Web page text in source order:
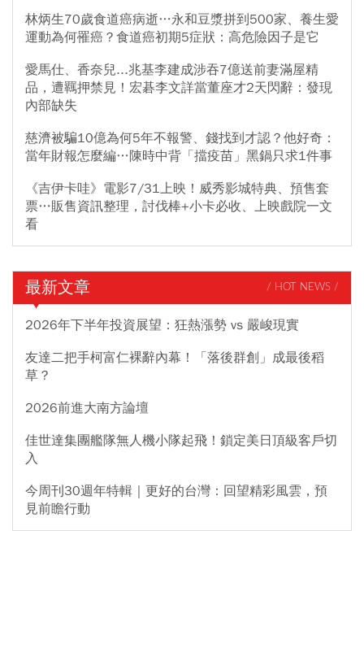
林炳生70歲食道癌病逝…永和豆漿拼到500家、養生愛
運動為何罹癌？食道癌初期5症狀：高危險因子是它
愛馬仕、香奈兒...兆基李建成涉吞7億送前妻滿屋精
品，遭羈押禁見！宏碁李文詳當董座才2天閃辭：發現
內部缺失
慈濟被騙10億為何5年不報警、錢找到才認？他好奇：
當年財報怎麼編…陳時中背「擋疫苗」黑鍋只求1件事
《吉伊卡哇》電影7/31上映！威秀影城特典、預售套
票…販售資訊整理，討伐棒+小卡必收、上映戲院一文
看
最新文章 / HOT NEWS /
2026年下半年投資展望：狂熱漲勢 vs 嚴峻現實
友達二把手柯富仁裸辭內幕！「落後群創」成最後稻
草？
2026前進大南方論壇
佳世達集團艦隊無人機小隊起飛！鎖定美日頂級客戶切
入
今周刊30週年特輯｜更好的台灣：回望精彩風雲，預
見前瞻行動